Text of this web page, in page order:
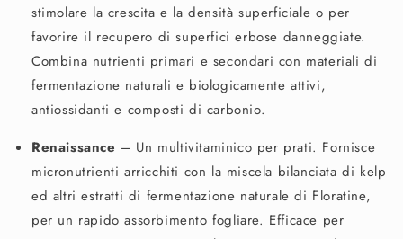
stimolare la crescita e la densità superficiale o per
favorire il recupero di superfici erbose danneggiate.
Combina nutrienti primari e secondari con materiali di
fermentazione naturali e biologicamente attivi,
antiossidanti e composti di carbonio.
Renaissance – Un multivitaminico per prati. Fornisce
micronutrienti arricchiti con la miscela bilanciata di kelp
ed altri estratti di fermentazione naturale di Floratine,
per un rapido assorbimento fogliare. Efficace per